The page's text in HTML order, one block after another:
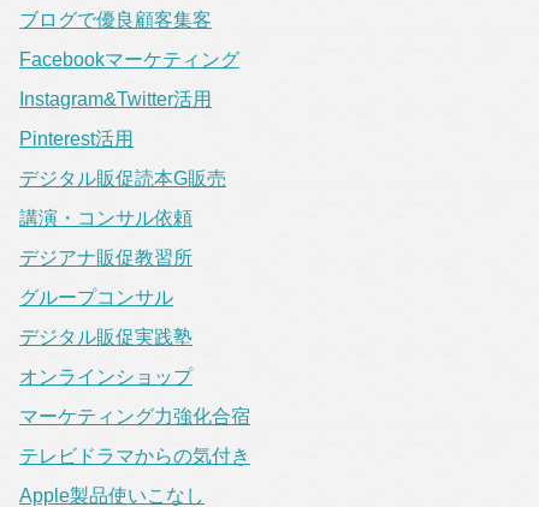
ブログで優良顧客集客
Facebookマーケティング
Instagram&Twitter活用
Pinterest活用
デジタル販促読本G販売
講演・コンサル依頼
デジアナ販促教習所
グループコンサル
デジタル販促実践塾
オンラインショップ
マーケティング力強化合宿
テレビドラマからの気付き
Apple製品使いこなし